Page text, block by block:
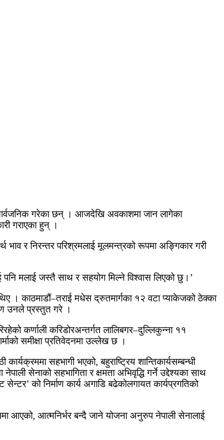
गरेका छन् । आजदेखि अवकाशमा जान लागेका
गराएका हुन् ।
भाव र निरन्तर परिश्रमलाई मूलमन्त्रको रूपमा अङ्गिकार गरी
पनि मलाई जस्तै साथ र सहयोग मिल्ने विश्वास लिएको छु।’
थिए । काठमाडौं–तराई मधेस द्रुतमार्गका १२ वटा प्याकेजको ठेक्का
उनले प्रस्तुत गरे ।
कर्णाली करिडोरअन्तर्गत लालिबगर–दुल्लिकुन्ना ११
समीक्षा प्रतिवेदनमा उल्लेख छ ।
सहभागी भएको, बहुराष्ट्रिय शान्तिकार्यसम्बन्धी
सेनाको सहभागिता र क्षमता अभिवृद्धि गर्ने उद्देश्यका साथ
को निर्माण कार्य अगाडि बढेकोलगायत कार्यप्रगतिको
आएको, आत्मनिर्भर बन्दै जाने योजना अनुरुप नेपाली सेनालाई